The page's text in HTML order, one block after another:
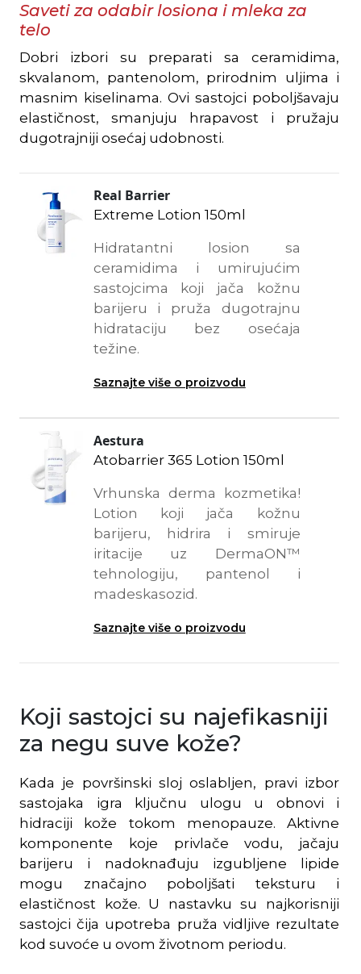
Saveti za odabir losiona i mleka za
telo
Dobri izbori su preparati sa ceramidima,
skvalanom, pantenolom, prirodnim uljima i
masnim kiselinama. Ovi sastojci poboljšavaju
elastičnost, smanjuju hrapavost i pružaju
dugotrajniji osećaj udobnosti.
Real Barrier
Extreme Lotion 150ml
Hidratantni losion sa
ceramidima i umirujućim
sastojcima koji jača kožnu
barijeru i pruža dugotrajnu
hidrataciju bez osećaja
težine.
Saznajte više o proizvodu
Aestura
Atobarrier 365 Lotion 150ml
Vrhunska derma kozmetika!
Lotion koji jača kožnu
barijeru, hidrira i smiruje
iritacije uz DermaON™
tehnologiju, pantenol i
madeskasozid.
Saznajte više o proizvodu
Koji sastojci su najefikasniji
za negu suve kože?
Kada je površinski sloj oslabljen, pravi izbor
sastojaka igra ključnu ulogu u obnovi i
hidraciji kože tokom menopauze. Aktivne
komponente koje privlače vodu, jačaju
barijeru i nadoknađuju izgubljene lipide
mogu značajno poboljšati teksturu i
elastičnost kože. U nastavku su najkorisniji
sastojci čija upotreba pruža vidljive rezultate
kod suvoće u ovom životnom periodu.